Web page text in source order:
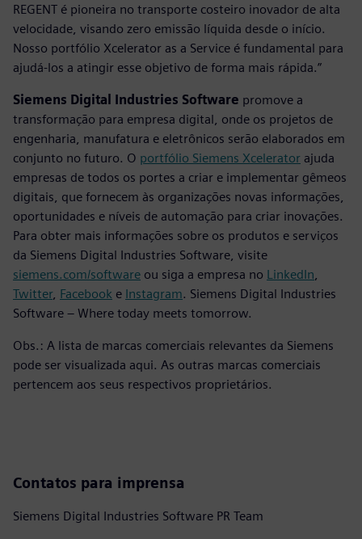
REGENT é pioneira no transporte costeiro inovador de alta
velocidade, visando zero emissão líquida desde o início.
Nosso portfólio Xcelerator as a Service é fundamental para
ajudá-los a atingir esse objetivo de forma mais rápida.”
Siemens Digital Industries Software promove a
transformação para empresa digital, onde os projetos de
engenharia, manufatura e eletrônicos serão elaborados em
conjunto no futuro. O portfólio Siemens Xcelerator ajuda
empresas de todos os portes a criar e implementar gêmeos
digitais, que fornecem às organizações novas informações,
oportunidades e níveis de automação para criar inovações.
Para obter mais informações sobre os produtos e serviços
da Siemens Digital Industries Software, visite
siemens.com/software ou siga a empresa no LinkedIn
Twitter, Facebook e Instagram. Siemens Digital Industries
Software – Where today meets tomorrow.
Obs.: A lista de marcas comerciais relevantes da Siemens
pode ser visualizada aqui. As outras marcas comerciais
pertencem aos seus respectivos proprietários.
Contatos para imprensa
Siemens Digital Industries Software PR Team